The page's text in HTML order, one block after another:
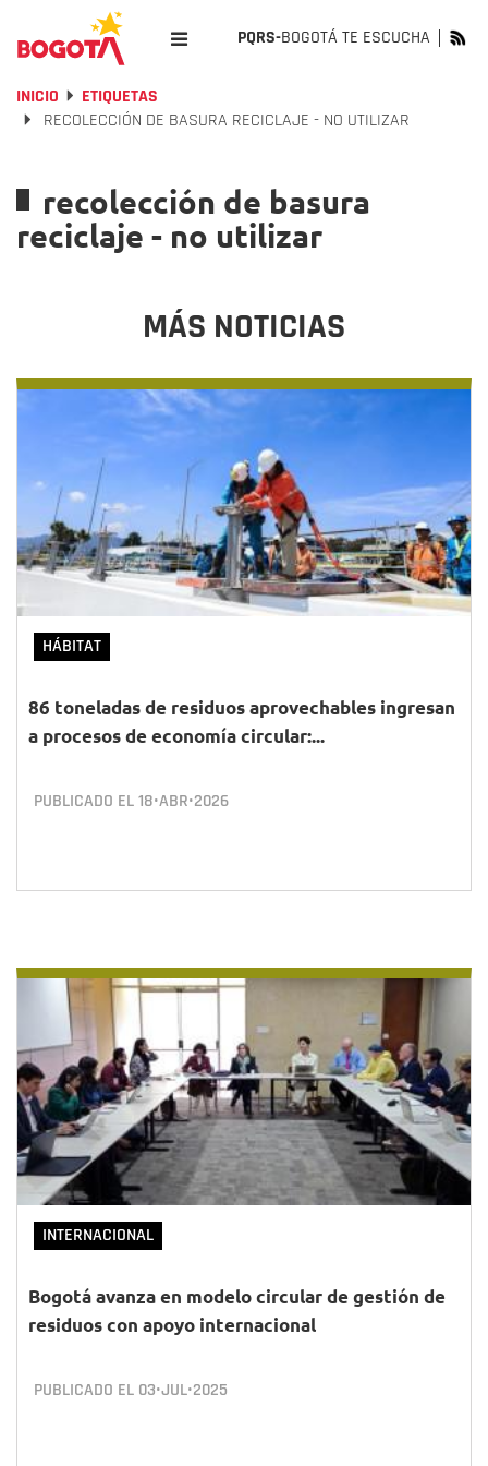
PQRS-BOGOTÁ TE ESCUCHA
INICIO
ETIQUETAS
RECOLECCIÓN DE BASURA RECICLAJE - NO UTILIZAR
recolección de basura
reciclaje - no utilizar
MÁS NOTICIAS
HÁBITAT
86 toneladas de residuos aprovechables ingresan
a procesos de economía circular:...
PUBLICADO EL18•ABR•2026
INTERNACIONAL
Bogotá avanza en modelo circular de gestión de
residuos con apoyo internacional
PUBLICADO EL 03•JUL•2025